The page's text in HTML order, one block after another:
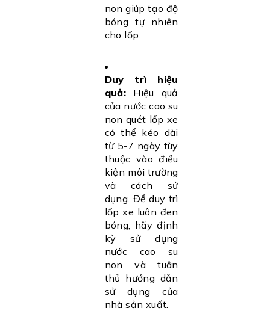
non giúp tạo độ
bóng tự nhiên
cho lốp.
Duy trì hiệu
quả: Hiệu quả
của nước cao su
non quét lốp xe
có thể kéo dài
từ 5-7 ngày tùy
thuộc vào điều
kiện môi trường
và cách sử
dụng. Để duy trì
lốp xe luôn đen
bóng, hãy định
kỳ sử dụng
nước cao su
non và tuân
thủ hướng dẫn
sử dụng của
nhà sản xuất.